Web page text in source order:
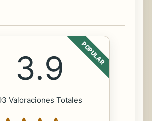
POPULAR
3.9
Valoraciones Totales